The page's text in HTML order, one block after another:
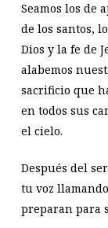
Seamos los de
de los santos,
Dios y la fe de
alabemos
sacrificio que
en todos sus
el cielo.
Después del
tu voz
preparan para